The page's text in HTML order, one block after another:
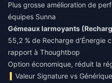
Plus grosse amélioration de
équipes Sunna
Gémeaux larmoyants
55,2 % de Recharge d'Énergie
rapport à Thoughtbop
Option économique, réduit la
Valeur Signature vs Générique